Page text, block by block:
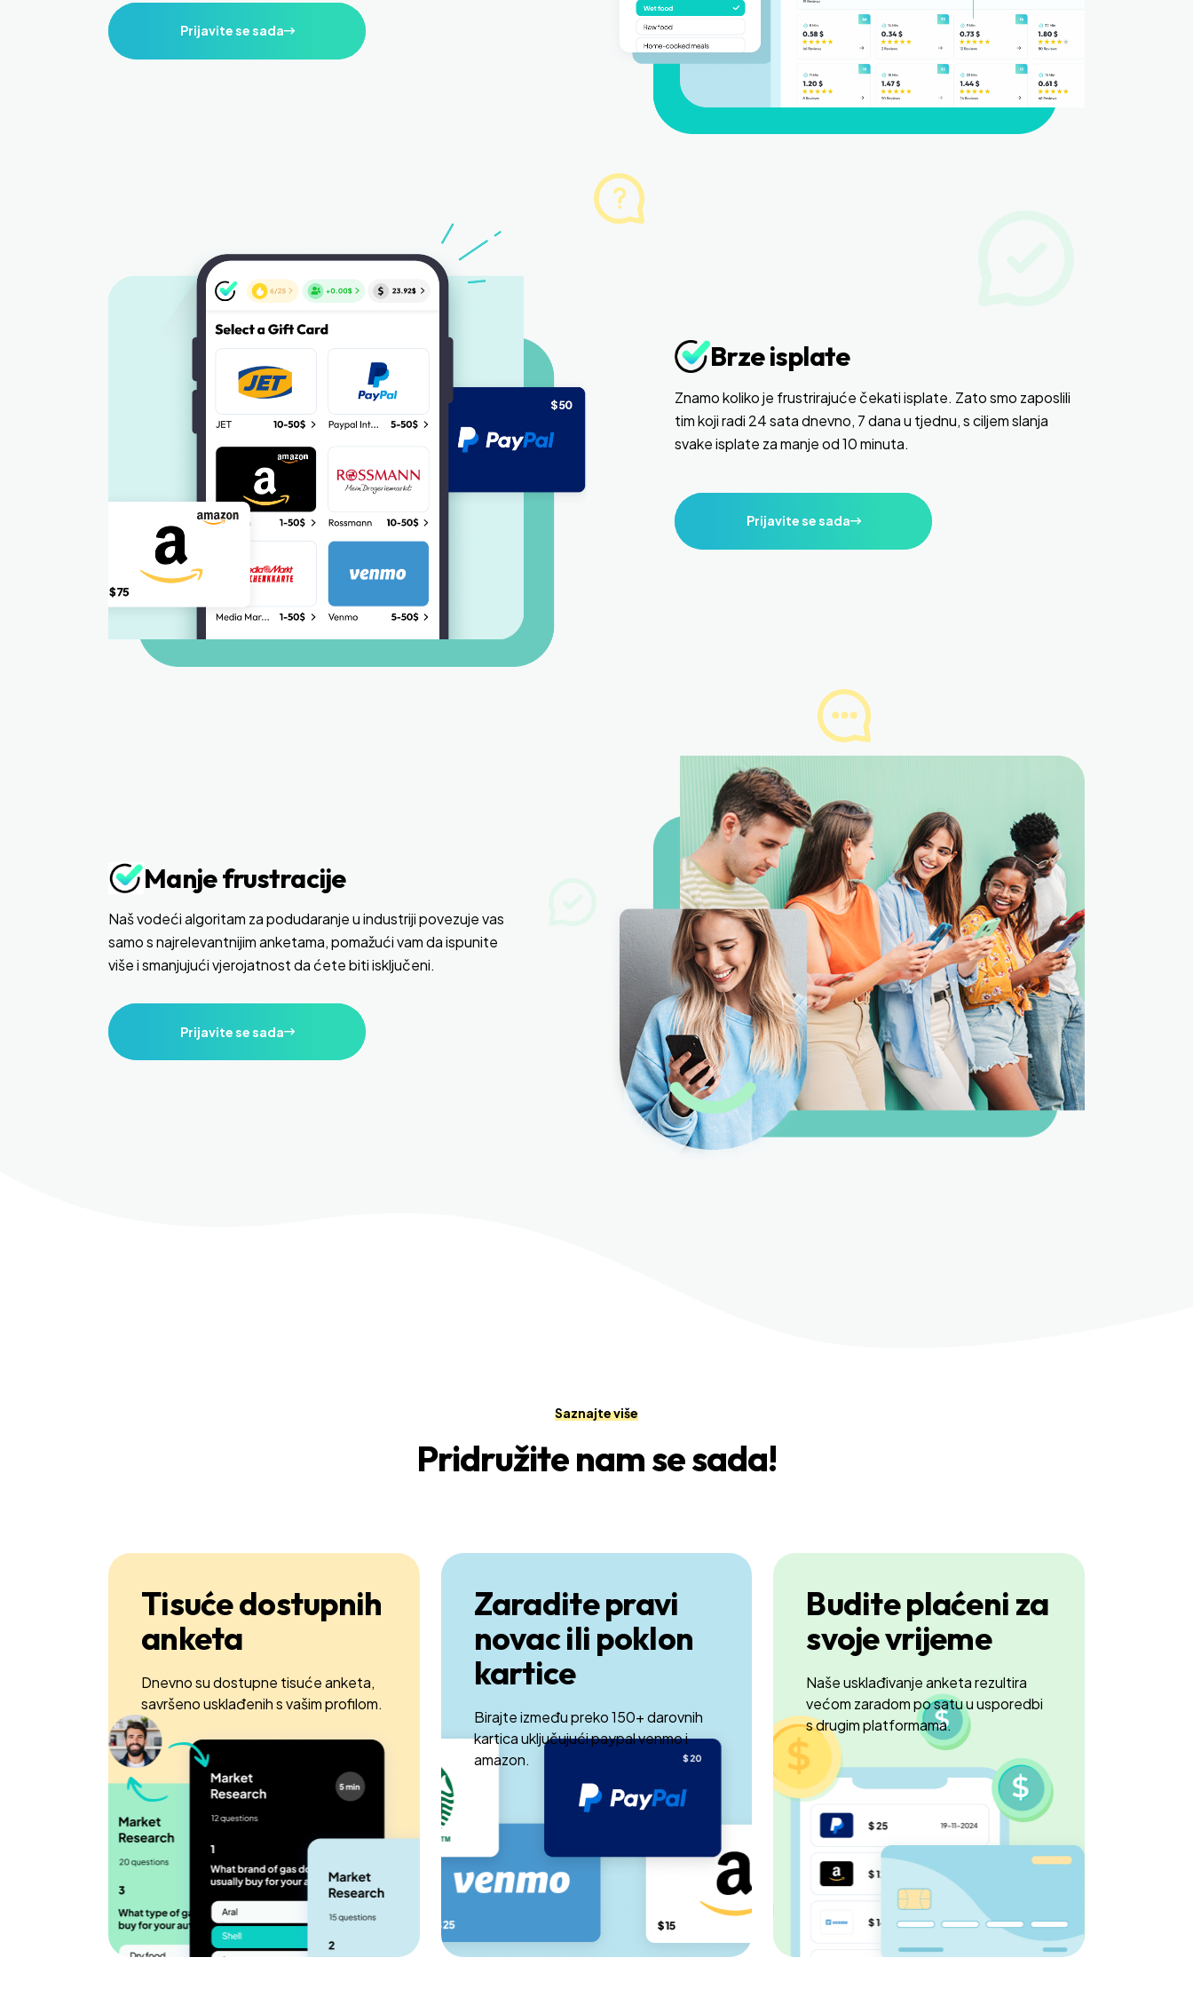
Prijavite se sada
Brze isplate
Znamo koliko je frustrirajuće čekati isplate. Zato smo zaposlili
tim koji radi 24 sata dnevno, 7 dana u tjednu, s ciljem slanja
svake isplate za manje od 10 minuta.
Prijavite se sada
Manje frustracije
Naš vodeći algoritam za podudaranje u industriji povezuje vas
samo s najrelevantnijim anketama, pomažući vam da ispunite
više i smanjujući vjerojatnost da ćete biti isključeni.
Prijavite se sada
Saznajte više
Pridružite nam se sada!
Tisuće dostupnih
anketa
Dnevno su dostupne tisuće anketa,
savršeno usklađenih s vašim profilom.
Zaradite pravi
novac ili poklon
kartice
Birajte između preko 150+ darovnih
kartica uključujući paypal venmo i
amazon.
Budite plaćeni za
svoje vrijeme
Naše usklađivanje anketa rezultira
većom zaradom po satu u usporedbi
s drugim platformama.